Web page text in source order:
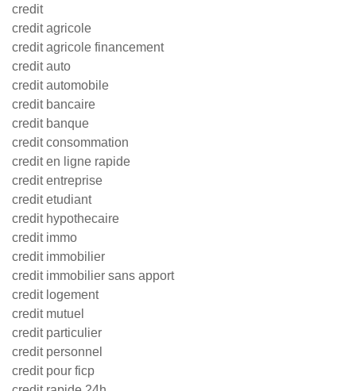
credit
credit agricole
credit agricole financement
credit auto
credit automobile
credit bancaire
credit banque
credit consommation
credit en ligne rapide
credit entreprise
credit etudiant
credit hypothecaire
credit immo
credit immobilier
credit immobilier sans apport
credit logement
credit mutuel
credit particulier
credit personnel
credit pour ficp